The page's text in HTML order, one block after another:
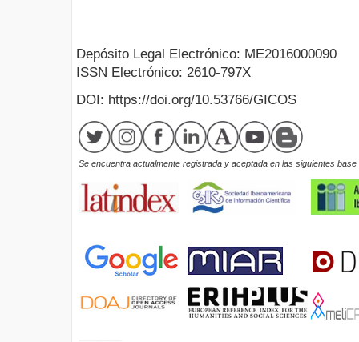
Depósito Legal Electrónico: ME2016000090
ISSN Electrónico: 2610-797X
DOI: https://doi.org/10.53766/GICOS
Se encuentra actualmente registrada y aceptada en las siguientes